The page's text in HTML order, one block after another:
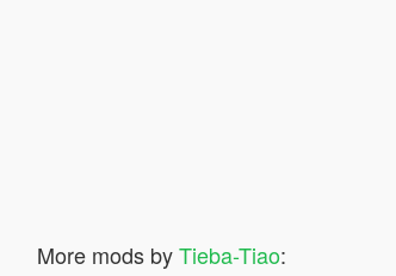
More mods byTieba-Tiao: